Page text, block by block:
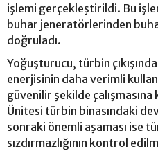
işlemi gerçekleştirildi. Bu
buhar jeneratörlerinden
doğruladı.
Yoğuşturucu, türbin
enerjisinin daha verimli
güvenilir şekilde
Ünitesi türbin binasındaki
sonraki önemli aşaması ise
sızdırmazlığının kontrol